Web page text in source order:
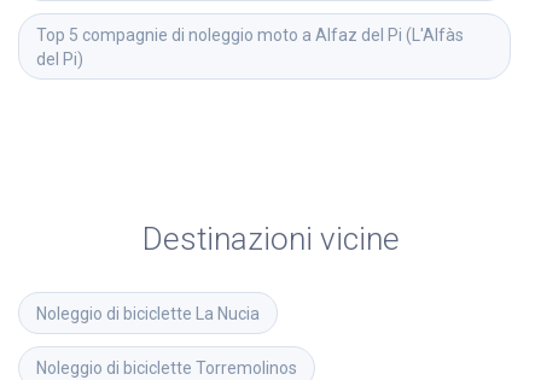
Top 5 compagnie di noleggio moto a Alfaz del Pi (L'Alfàs
del Pi)
Destinazioni vicine
Noleggio di biciclette La Nucia
Noleggio di biciclette Torremolinos